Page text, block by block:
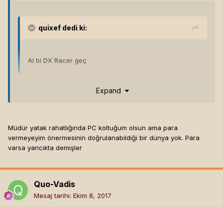
quixef dedi ki:
Al bi DX Racer geç
Expand
Müdür yatak rahatlığında PC koltuğum olsun ama para
vermeyeyim önermesinin doğrulanabildiği bir dünya yok. Para
varsa yancıkta demişler
Quo-Vadis
Mesaj tarihi: Ekim 8, 2017